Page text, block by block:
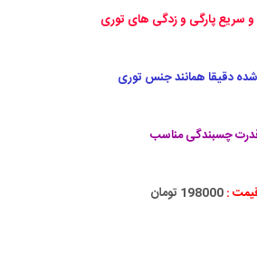
و سریع پارگی و زدگی های توری
دقیقا همانند جنس توری
چسبندگی مناسب
:198000 تومان